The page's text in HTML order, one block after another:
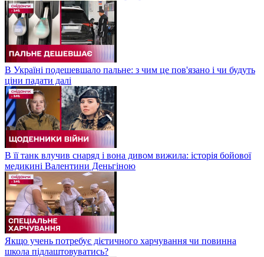
В Україні подешевшало пальне: з чим це пов'язано і чи будуть
ціни падати далі
В її танк влучив снаряд і вона дивом вижила: історія бойової
медикині Валентини Деньгіною
Якщо учень потребує дієтичного харчування чи повинна
школа підлаштовуватись?